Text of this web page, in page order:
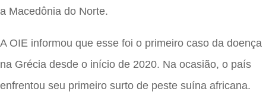
a Macedônia do Norte.
A OIE informou que esse foi o primeiro caso da doença
na Grécia desde o início de 2020. Na ocasião, o país
enfrentou seu primeiro surto de peste suína africana.